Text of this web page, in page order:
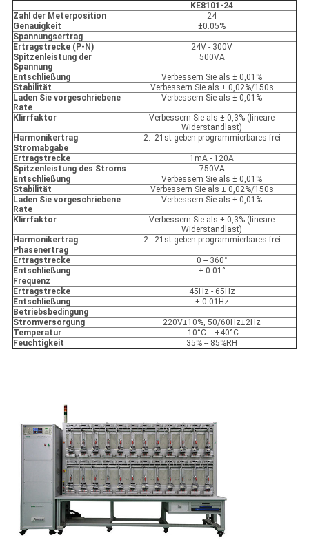
KE8101-24
Zahl der Meterposition
24
Genauigkeit
±0.05%
Spannungsertrag
Ertragstrecke (P-N)
24V - 300V
Spitzenleistung der
Spannung
500VA
Entschließung
Verbessern Sie als ± 0,01%
Stabilität
Verbessern Sie als ± 0,02%/150s
Laden Sie vorgeschriebene
Rate
Verbessern Sie als ± 0,01%
Klirrfaktor
Verbessern Sie als ± 0,3% (lineare
Widerstandlast)
Harmonikertrag
2. -21st geben programmierbares frei
Stromabgabe
Ertragstrecke
1mA - 120A
Spitzenleistung des Stroms
750VA
Entschließung
Verbessern Sie als ± 0,01%
Stabilität
Verbessern Sie als ± 0,02%/150s
Laden Sie vorgeschriebene
Rate
Verbessern Sie als ± 0,01%
Klirrfaktor
Verbessern Sie als ± 0,3% (lineare
Widerstandlast)
Harmonikertrag
2. -21st geben programmierbares frei
Phasenertrag
Ertragstrecke
0 -- 360°
Entschließung
± 0.01°
Frequenz
Ertragstrecke
45Hz - 65Hz
Entschließung
± 0.01Hz
Betriebsbedingung
Stromversorgung
220V±10%, 50/60Hz±2Hz
Temperatur
-10°C -- +40°C
Feuchtigkeit
35% -- 85%RH